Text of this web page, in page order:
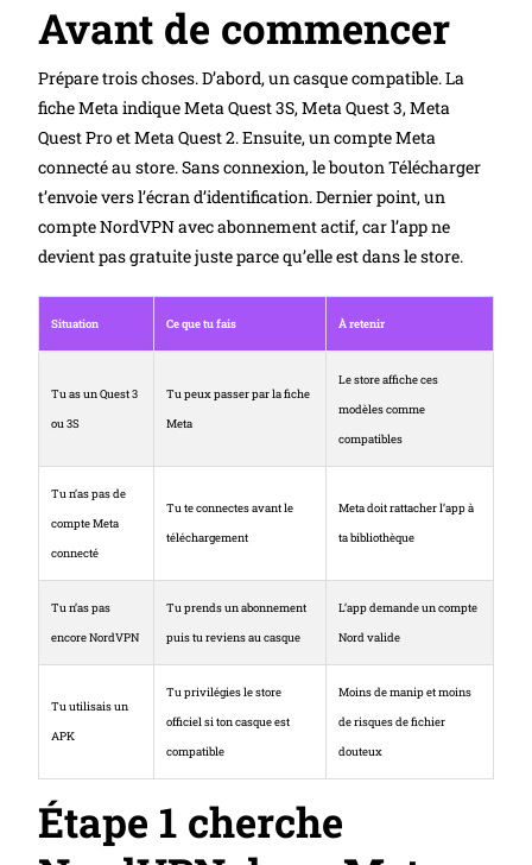
Avant de commencer
Prépare trois choses. D’abord, un casque compatible. La
fiche Meta indique Meta Quest 3S, Meta Quest 3, Meta
Quest Pro et Meta Quest 2. Ensuite, un compte Meta
connecté au store. Sans connexion, le bouton Télécharger
t’envoie vers l’écran d’identification. Dernier point, un
compte NordVPN avec abonnement actif, car l’app ne
devient pas gratuite juste parce qu’elle est dans le store.
Situation Ce que tu fais À retenir
Tu as un Quest 3
ou 3S
Tu peux passer par la fiche
Meta
Le store affiche ces
modèles comme
compatibles
Tu n’as pas de
compte Meta
connecté
Tu te connectes avant le
téléchargement
Meta doit rattacher l’app à
ta bibliothèque
Tu n’as pas
encore NordVPN
Tu prends un abonnement
puis tu reviens au casque
L’app demande un compte
Nord valide
Tu utilisais un
APK
Tu privilégies le store
officiel si ton casque est
compatible
Moins de manip et moins
de risques de fichier
douteux
Étape 1 cherche